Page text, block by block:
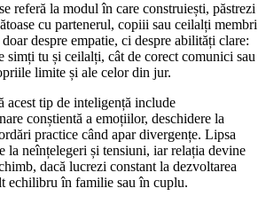
referă la modul în care construiești, păstrezi
cu partenerul, copiii sau ceilalți membri
despre empatie, ci despre abilități clare:
simți tu și ceilalți, cât de corect comunici sau
limite și ale celor din jur.
acest tip de inteligență include
conștientă a emoțiilor, deschidere la
practice când apar divergențe. Lipsa
la neînțelegeri și tensiuni, iar relația devine
dacă lucrezi constant la dezvoltarea
echilibru în familie sau în cuplu.